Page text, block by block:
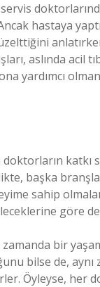
hastaya
aslında acil
yardımcı
katkı
başka
sahip
göre
bir
bilse de, aynı
Öyleyse, her